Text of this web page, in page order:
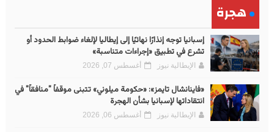
هجرة
إسبانيا توجه إنذارًا نهائيًا إلى إيطاليا لإلغاء ضوابط الحدود أو
تشرع في تطبيق «إجراءات متناسبة»
الإيطالية نيوز أغسطس 07, 2026
«فاينانشال تايمز»: «حكومة ميلوني» تتبنى موقفاً "منافقاً" في
انتقاداتها لإسبانيا بشأن الهجرة
الإيطالية نيوز أغسطس 06, 2026